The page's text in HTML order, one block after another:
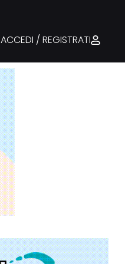
ACCEDI / REGISTRATI